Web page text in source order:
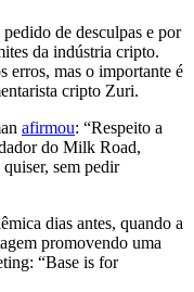
de desculpas e por
da indústria cripto.
erros, mas o importante é
cripto Zuri.
afirmou: “Respeito a
do Milk Road,
sem pedir
dias antes, quando a
promovendo uma
“Base is for